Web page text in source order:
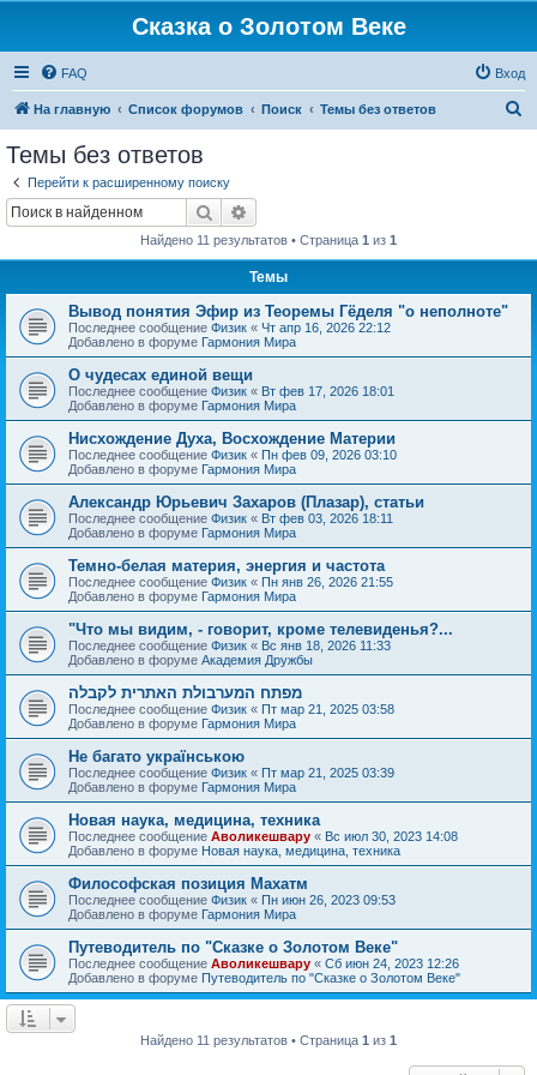
Сказка о Золотом Веке
FAQ Вход
На главную Список форумов Поиск Темы без ответов
Темы без ответов
Перейти к расширенному поиску
Поиск
Найдено 11 результатов • Страница 1 из 1
Темы
Вывод понятия Эфир из Теоремы Гёделя "о неполноте"
Последнее сообщение Физик « Чт апр 16, 2026 22:12
Добавлено в форуме Гармония Мира
О чудесах единой вещи
Последнее сообщение Физик « Вт фев 17, 2026 18:01
Добавлено в форуме Гармония Мира
Нисхождение Духа, Восхождение Материи
Последнее сообщение Физик « Пн фев 09, 2026 03:10
Добавлено в форуме Гармония Мира
Александр Юрьевич Захаров (Плазар), статьи
Последнее сообщение Физик « Вт фев 03, 2026 18:11
Добавлено в форуме Гармония Мира
Темно-белая материя, энергия и частота
Последнее сообщение Физик « Пн янв 26, 2026 21:55
Добавлено в форуме Гармония Мира
"Что мы видим, - говорит, кроме телевиденья?...
Последнее сообщение Физик « Вс янв 18, 2026 11:33
Добавлено в форуме Академия Дружбы
מפתח המערבולת האתרית לקבלה
Последнее сообщение Физик « Пт мар 21, 2025 03:58
Добавлено в форуме Гармония Мира
Не багато українською
Последнее сообщение Физик « Пт мар 21, 2025 03:39
Добавлено в форуме Гармония Мира
Новая наука, медицина, техника
Последнее сообщение Аволикешвару « Вс июл 30, 2023 14:08
Добавлено в форуме Новая наука, медицина, техника
Философская позиция Махатм
Последнее сообщение Физик « Пн июн 26, 2023 09:53
Добавлено в форуме Гармония Мира
Путеводитель по "Сказке о Золотом Веке"
Последнее сообщение Аволикешвару « Сб июн 24, 2023 12:26
Добавлено в форуме Путеводитель по "Сказке о Золотом Веке"
Найдено 11 результатов • Страница 1 из 1